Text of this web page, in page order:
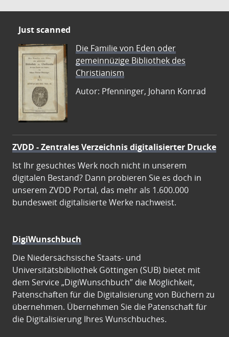
Just scanned
Die Familie von Eden oder
gemeinnüzige Bibliothek des
Christianism
Autor: Pfenninger, Johann Konrad
ZVDD - Zentrales Verzeichnis digitalisierter Drucke
Ist Ihr gesuchtes Werk noch nicht in unserem
digitalen Bestand? Dann probieren Sie es doch in
unserem ZVDD Portal, das mehr als 1.600.000
bundesweit digitalisierte Werke nachweist.
DigiWunschbuch
Die Niedersächsische Staats- und
Universitätsbibliothek Göttingen (SUB) bietet mit
dem Service „DigiWunschbuch” die Möglichkeit,
Patenschaften für die Digitalisierung von Büchern zu
übernehmen. Übernehmen Sie die Patenschaft für
die Digitalisierung Ihres Wunschbuches.